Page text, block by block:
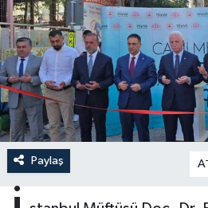
Paylaş A-
Ardahan Müftülüğü
Artvin Müftülüğü
Aydın Müftülüğü
Balıkesir Müftülüğü
Kudüs
Kurban
Mukabele
Peygamberimizin Hayatı
Hutbeler
DİYANET AKADEMİ
DİYANET GENÇLİK
DİYANET RADYO/TV